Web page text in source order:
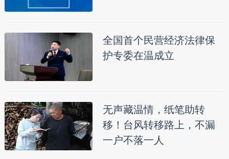
全国首个民营经济法律保
护专委在温成立
无声藏温情，纸笔助转
移！台风转移路上，不漏
一户不落一人